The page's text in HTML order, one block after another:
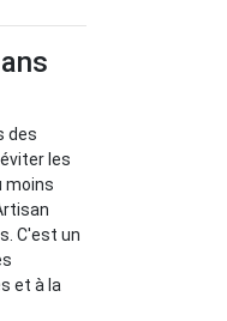
des
les
moins
C'est un
et à la